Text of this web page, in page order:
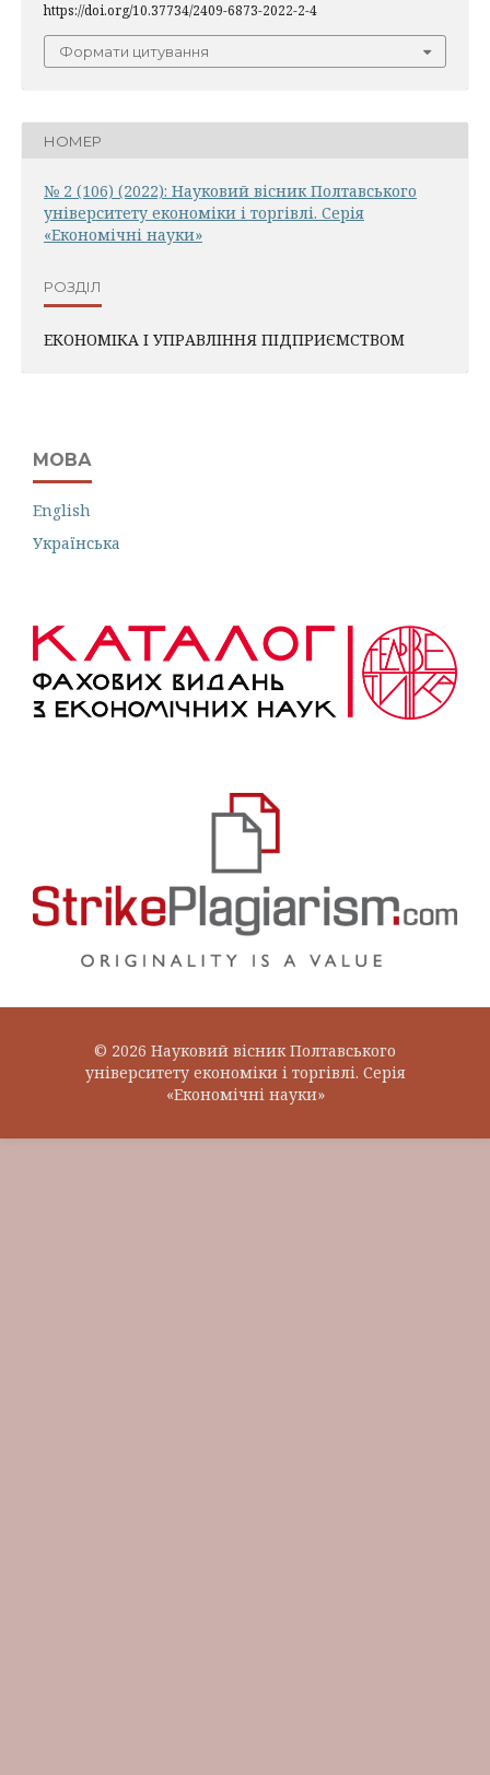
https://doi.org/10.37734/2409-6873-2022-2-4
Формати цитування
НОМЕР
№ 2 (106) (2022): Науковий вісник Полтавського
університету економіки і торгівлі. Серія
«Економічні науки»
РОЗДІЛ
ЕКОНОМІКА І УПРАВЛІННЯ ПІДПРИЄМСТВОМ
МОВА
English
Українська
© 2026 Науковий вісник Полтавського
університету економіки і торгівлі. Серія
«Економічні науки»